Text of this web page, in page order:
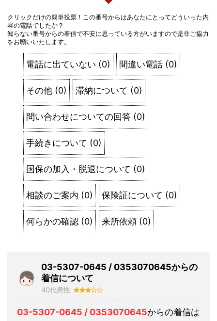
クリックだけの簡単投票！この番号からはあなたにとってどういった内
容の電話でしたか？
知らない番号からの着信で不安に思っている方がいますので是非ご協力
をお願いいたします。
電話に出ていない (0) 間違い電話 (0)
その他 (0) 滞納について (0)
問い合わせについての回答 (0)
手続きについて (0)
国保の加入・脱退について (0)
相談のご案内 (0) 保険証について (0)
何らかの確認 (0) 来所依頼 (0)
03-5307-0645 / 0353070645からの
着信について
40代男性
03-5307-0645 / 0353070645からの着信は